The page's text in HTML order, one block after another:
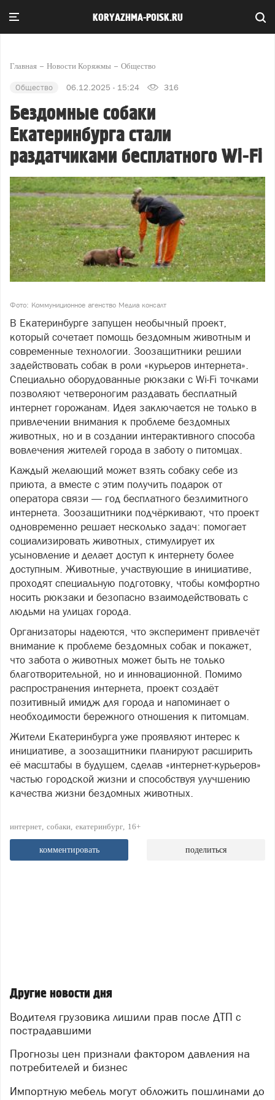
KORYAZHMA-POISK.RU
Главная Новости Коряжмы Общество
Общество 06.12.2025 - 15:24 316
Бездомные собаки
Екатеринбурга стали
раздатчиками бесплатного Wi-Fi
Фото: Коммуниционное агенство Медиа консалт
В Екатеринбурге запущен необычный проект,
который сочетает помощь бездомным животным и
современные технологии. Зоозащитники решили
задействовать собак в роли «курьеров интернета».
Специально оборудованные рюкзаки с Wi-Fi точками
позволяют четвероногим раздавать бесплатный
интернет горожанам. Идея заключается не только в
привлечении внимания к проблеме бездомных
животных, но и в создании интерактивного способа
вовлечения жителей города в заботу о питомцах.
Каждый желающий может взять собаку себе из
приюта, а вместе с этим получить подарок от
оператора связи — год бесплатного безлимитного
интернета. Зоозащитники подчёркивают, что проект
одновременно решает несколько задач: помогает
социализировать животных, стимулирует их
усыновление и делает доступ к интернету более
доступным. Животные, участвующие в инициативе,
проходят специальную подготовку, чтобы комфортно
носить рюкзаки и безопасно взаимодействовать с
людьми на улицах города.
Организаторы надеются, что эксперимент привлечёт
внимание к проблеме бездомных собак и покажет,
что забота о животных может быть не только
благотворительной, но и инновационной. Помимо
распространения интернета, проект создаёт
позитивный имидж для города и напоминает о
необходимости бережного отношения к питомцам.
Жители Екатеринбурга уже проявляют интерес к
инициативе, а зоозащитники планируют расширить
её масштабы в будущем, сделав «интернет-курьеров»
частью городской жизни и способствуя улучшению
качества жизни бездомных животных.
интернет собаки екатеринбург 16+
комментировать поделиться
Другие новости дня
Водителя грузовика лишили прав после ДТП с
пострадавшими
Прогнозы цен признали фактором давления на
потребителей и бизнес
Импортную мебель могут обложить пошлинами до